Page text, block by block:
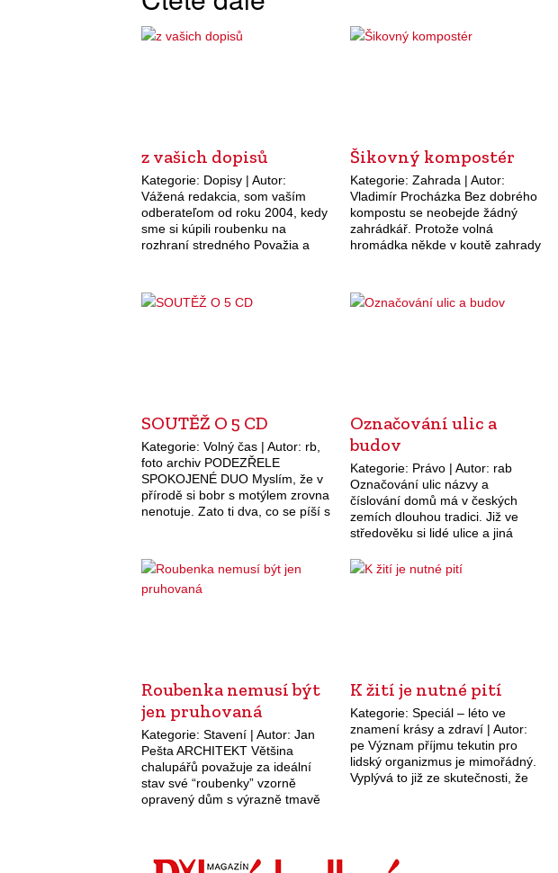
z vašich dopisů
Kategorie: Dopisy | Autor:
Vážená redakcia, som vaším
odberateľom od roku 2004, kedy
sme si kúpili roubenku na
rozhraní stredného Považia a
1900. Dnes…
Šikovný kompostér
Kategorie: Zahrada | Autor:
Vladimír Procházka Bez dobrého
kompostu se neobejde žádný
zahrádkář. Protože volná
hromádka někde v koutě zahrady
Tomu, kdo nechce kupovat
hotový,…
SOUTĚŽ O 5 CD
Kategorie: Volný čas | Autor: rb,
foto archiv PODEZŘELE
SPOKOJENÉ DUO Myslím, že v
přírodě si bobr s motýlem zrovna
nenotuje. Zato ti dva, co se píší s
Označování ulic a
budov
Kategorie: Právo | Autor: rab
Označování ulic názvy a
číslování domů má v českých
zemích dlouhou tradici. Již ve
středověku si lidé ulice a jiná
pojmenovávali nejčastěji podle
Roubenka nemusí být
jen pruhovaná
Kategorie: Stavení | Autor: Jan
Pešta ARCHITEKT Většina
chalupářů považuje za ideální
stav své “roubenky” vzorně
opravený dům s výrazně tmavě
však…
K žití je nutné pití
Kategorie: Speciál – léto ve
znamení krásy a zdraví | Autor:
pe Význam příjmu tekutin pro
lidský organizmus je mimořádný.
Vyplývá to již ze skutečnosti, že